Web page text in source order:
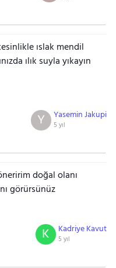
ıslak mendil
ılık suyla yıkayın
Yasemin Jakupi
5 yıl
Y
doğal olanı
görürsünüz
Kadriye Kavut
5 yıl
K